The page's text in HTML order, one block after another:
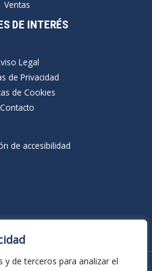
y de terceros para analizar el
Ventas
DE INTERÉS
Legal
de Privacidad
de Cookies
Contacto
de accesibilidad
los derechos reservados.